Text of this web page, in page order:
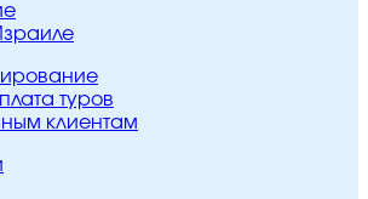
туров
клиентам